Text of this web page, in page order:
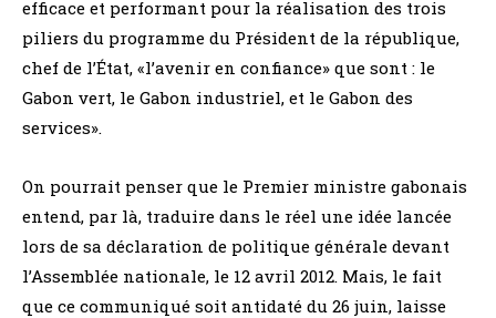
efficace et performant pour la réalisation des trois
piliers du programme du Président de la république,
chef de l’État, «l’avenir en confiance» que sont : le
Gabon vert, le Gabon industriel, et le Gabon des
services».
On pourrait penser que le Premier ministre gabonais
entend, par là, traduire dans le réel une idée lancée
lors de sa déclaration de politique générale devant
l’Assemblée nationale, le 12 avril 2012. Mais, le fait
que ce communiqué soit antidaté du 26 juin, laisse